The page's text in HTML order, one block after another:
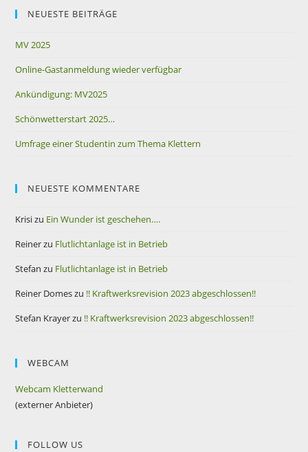
NEUESTE BEITRÄGE
MV 2025
Online-Gastanmeldung wieder verfügbar
Ankündigung: MV2025
Schönwetterstart 2025…
Umfrage einer Studentin zum Thema Klettern
NEUESTE KOMMENTARE
Krisizu Ein Wunder ist geschehen….
Reinerzu Flutlichtanlage ist in Betrieb
Stefan zu Flutlichtanlage ist in Betrieb
Reiner Domeszu !! Kraftwerksrevision 2023 abgeschlossen!!
Stefan Krayerzu !! Kraftwerksrevision 2023 abgeschlossen!!
WEBCAM
Webcam Kletterwand
(externer Anbieter)
FOLLOW US